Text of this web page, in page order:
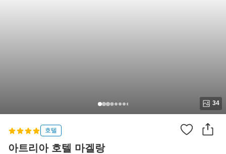
34
호텔
아트리아 호텔 마겔랑